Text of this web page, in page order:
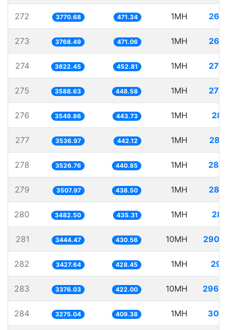
272 3770.68 471.34 1MH
273 3768.49 471.06 1MH
274 3622.45 452.81 1MH
275 3588.63 448.58 1MH
276 3549.86 443.73 1MH
277 3536.97 442.12 1MH
278 3526.76 440.85 1MH
279 3507.97 438.50 1MH
280 3482.50 435.31 1MH
281 3444.47 430.56 10MH
282 3427.64 428.45 1MH
283 3376.03 422.00 10MH
284 3275.04 409.38 1MH